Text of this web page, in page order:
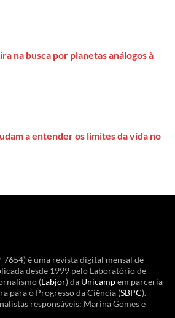
na busca por planetas análogos à
a entender os limites da vida no
7654) é uma revista digital mensal de
desde 1999 pelo Laboratório de
(Labjor) da Unicampem parceria
para o Progresso da Ciência (SBPC).
responsáveis: Marina Gomes e